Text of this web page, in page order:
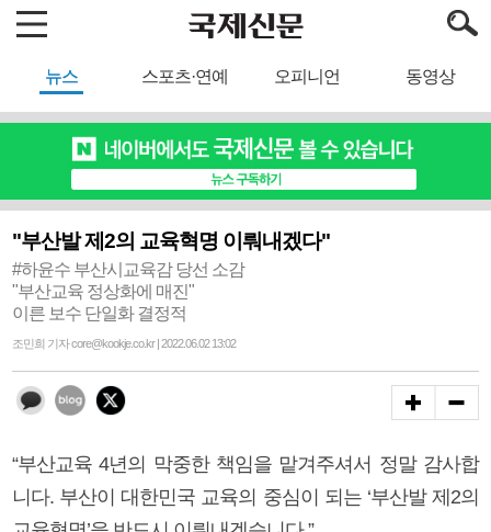
뉴스 스포츠·연예 오피니언 동영상
"부산발 제2의 교육혁명 이뤄내겠다"
#하윤수 부산시교육감 당선 소감
"부산교육 정상화에 매진"
이른 보수 단일화 결정적
조민희 기자 core@kookje.co.kr | 2022.06.02 13:02
“부산교육 4년의 막중한 책임을 맡겨주셔서 정말 감사합
니다. 부산이 대한민국 교육의 중심이 되는 ‘부산발 제2의